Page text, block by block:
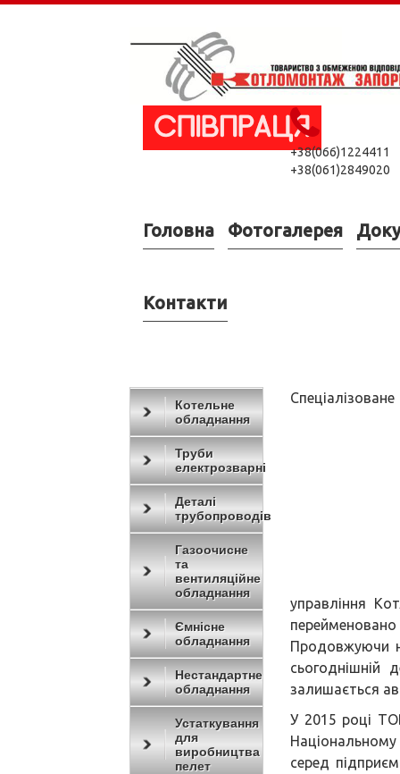
+38(066)1224411
+38(061)2849020
Головна Фотогалерея
Контакти
Котельне
обладнання
Труби
електрозварні
Деталі
трубопроводів
Газоочисне
та
вентиляційне
обладнання
Ємнісне
обладнання
Нестандартне
обладнання
Устаткування
для
виробництва
пелет
Спеціалізоване
управління
Продовжуючи
сьогоднішній
залишається
У 2015 році
Національному
серед